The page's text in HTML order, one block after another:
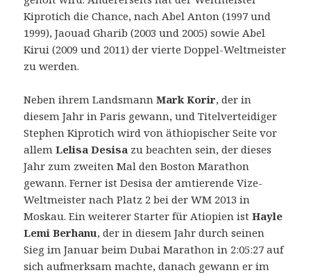
Kiprotich die Chance, nach Abel Anton (1997 und
1999), Jaouad Gharib (2003 und 2005) sowie Abel
Kirui (2009 und 2011) der vierte Doppel-Weltmeister
zu werden.
Neben ihrem LandsmannMark Korir, der in
diesem Jahr in Paris gewann, und Titelverteidiger
Stephen Kiprotich wird von äthiopischer Seite vor
allemLelisa Desisa zu beachten sein, der dieses
Jahr zum zweiten Mal den Boston Marathon
gewann. Ferner ist Desisa der amtierende Vize-
Weltmeister nach Platz 2 bei der WM 2013 in
Moskau. Ein weiterer Starter für Atiopien istHayle
Lemi Berhanu, der in diesem Jahr durch seinen
Sieg im Januar beim Dubai Marathon in 2:05:27 auf
sich aufmerksam machte, danach gewann er im